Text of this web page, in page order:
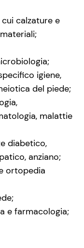
calzature e
igiene,
del piede;
malattie
diabetico,
anziano;
ortopedia
e farmacologia;